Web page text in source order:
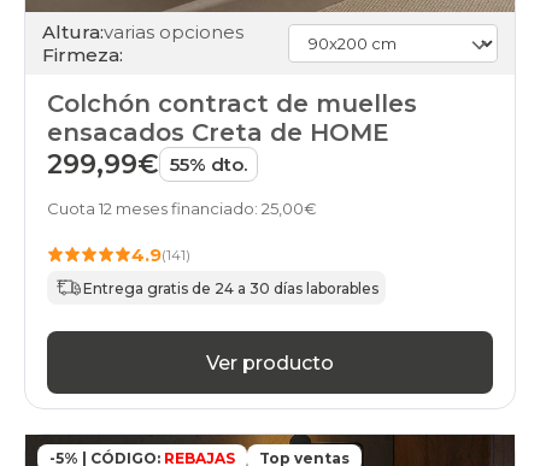
Altura:varias opciones
Firmeza:
Colchón contract de muelles
ensacados Creta de HOME
299,99€ 55% dto.
Cuota 12 meses financiado: 25,00€
4.9(141)
Entrega gratis de 24 a 30 días laborables
Ver producto
-5% | CÓDIGO: REBAJAS Top ventas